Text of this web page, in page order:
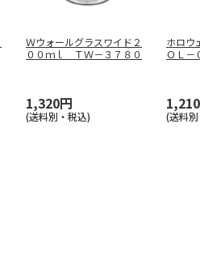
Ｗウォールグラスワイド２
００ｍｌ ＴＷ－３７８０
1,320円
(送料別・税込)
ホロ
ＯＬ－
(送料